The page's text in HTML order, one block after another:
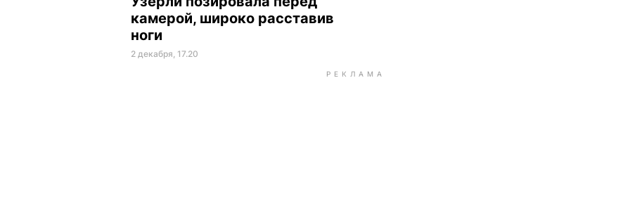
камерой, широко расставив
ноги
2 декабря, 17.20
РЕКЛАМА